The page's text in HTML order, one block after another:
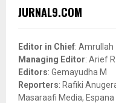
h
o
r
:
JURNAL9.COM
Editor in Chief: Amrullah
Managing Editor: Arief
Editors: Gemayudha M
Reporters: Rafiki
Masaraafi Media,